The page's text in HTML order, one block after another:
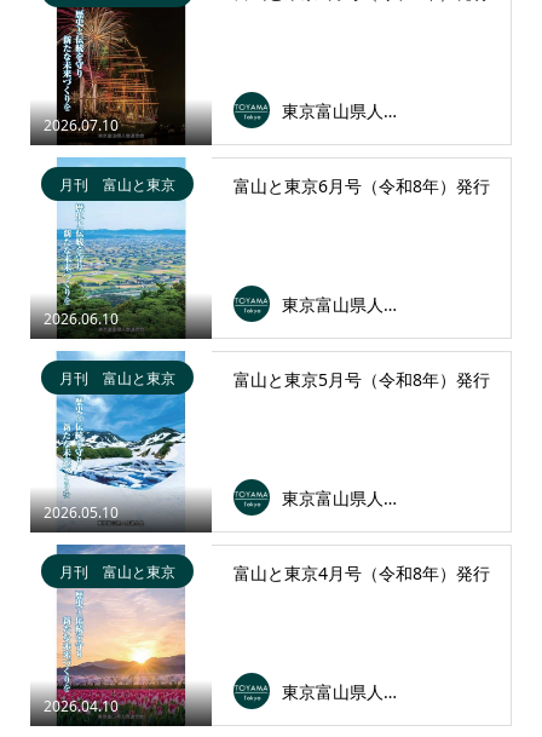
2026.07.10
東京富山県人会連合会
2026.06.10
月刊 富山と東京 富山と東京6月号（令和8年）発行
東京富山県人会連合会
2026.05.10
月刊 富山と東京 富山と東京5月号（令和8年）発行
東京富山県人会連合会
2026.04.10
月刊 富山と東京 富山と東京4月号（令和8年）発行
東京富山県人会連合会